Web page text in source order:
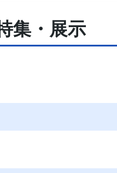
集・展示